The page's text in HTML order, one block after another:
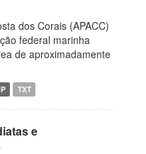
dos Corais (APACC)
federal marinha
de aproximadamente
TXT
e